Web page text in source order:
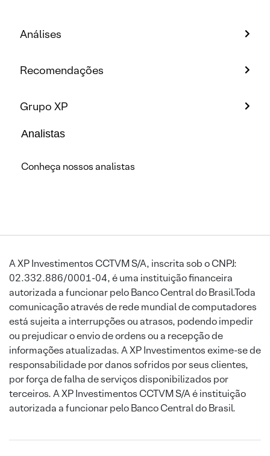
Análises
Recomendações
Grupo XP
Analistas
Conheça nossos analistas
A XP Investimentos CCTVM S/A, inscrita sob o CNPJ:
02.332.886/0001-04, é uma instituição financeira
autorizada a funcionar pelo Banco Central do Brasil.Toda
comunicação através de rede mundial de computadores
está sujeita a interrupções ou atrasos, podendo impedir
ou prejudicar o envio de ordens ou a recepção de
informações atualizadas. A XP Investimentos exime-se de
responsabilidade por danos sofridos por seus clientes,
por força de falha de serviços disponibilizados por
terceiros. A XP Investimentos CCTVM S/A é instituição
autorizada a funcionar pelo Banco Central do Brasil.